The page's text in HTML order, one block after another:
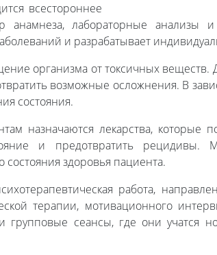
всестороннее
лабораторные анализы и
и разрабатывает
организма от токсичных
возможные осложнения. В
состояния.
назначаются лекарства, которые
и предотвратить рецидивы.
здоровья пациента.
работа,
терапии, мотивационного
сеансы, где они учатся